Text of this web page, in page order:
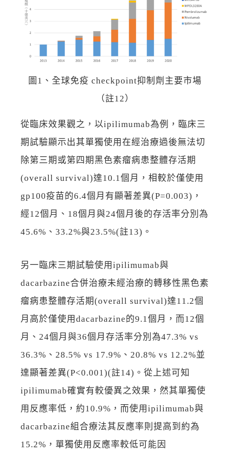
圖1、全球免疫 checkpoint抑制劑主要市場
（註12）
從臨床效果觀之，以ipilimumab為例，臨床三
期試驗顯示出其單獨使用在經治療過後無法切
除第三期或第四期黑色素瘤病患整體存活期
(overall survival)達10.1個月，相較於僅使用
gp100疫苗的6.4個月有顯著差異(P=0.003)，
經12個月、18個月與24個月後的存活率分別為
45.6%、33.2%與23.5%(註13)。
另一臨床三期試驗使用ipilimumab與
dacarbazine合併治療未經治療的轉移性黑色素
瘤病患整體存活期(overall survival)達11.2個
月高於僅使用dacarbazine的9.1個月，而12個
月、24個月與36個月存活率分別為47.3% vs
36.3%、28.5% vs 17.9%、20.8% vs 12.2%並
達顯著差異(P<0.001)(註14)。從上述可知
ipilimumab確實有較優異之效果，然其單獨使
用反應率低，約10.9%，而使用ipilimumab與
dacarbazine組合療法其反應率則提高到約為
15.2%，單獨使用反應率較低可能因